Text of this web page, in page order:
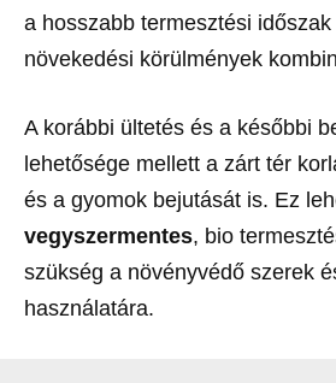
a hosszabb termesztési
növekedési körülmények
A korábbi ültetés és a későbbi
lehetősége mellett a zárt tér
és a gyomok bejutását is. Ez
vegyszermentes, bio
szükség a növényvédő szerek
használatára.